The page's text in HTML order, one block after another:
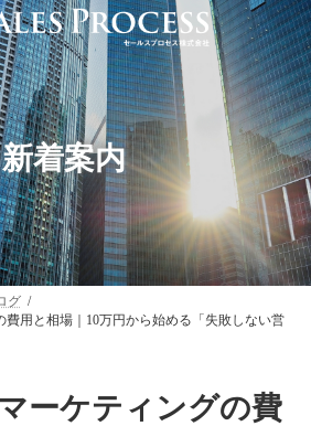
新着案内
グ
費用と相場｜10万円から始める「失敗しない営
ーケティングの費